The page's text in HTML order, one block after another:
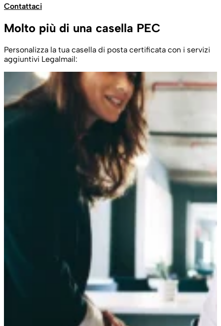
Contattaci
Molto più di una casella PEC
Personalizza la tua casella di posta certificata con i servizi
aggiuntivi Legalmail: